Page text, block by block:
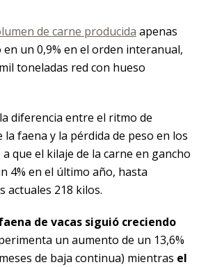
de carne producida apenas
un 0,9% en el orden interanual,
toneladas red con hueso
diferencia entre el ritmo de
la faena y la pérdida de peso en los
que el kilaje de la carne en gancho
4% en el último año, hasta
actuales 218 kilos.
de vacas siguió creciendo
un aumento de un 13,6%
de baja continua) mientras el